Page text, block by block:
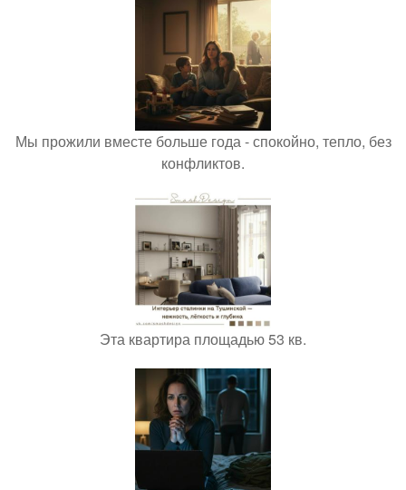
Мы прожили вместе больше года - спокойно, тепло, без
конфликтов.
Эта квартира площадью 53 кв.